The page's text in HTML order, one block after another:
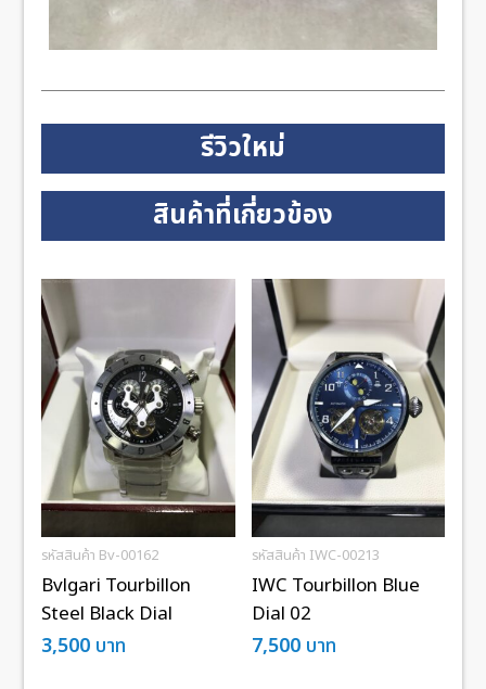
รีวิวใหม่
สินค้าที่เกี่ยวข้อง
รหัสสินค้า Bv-00162
Bvlgari Tourbillon
Steel Black Dial
3,500 บาท
รหัสสินค้า IWC-00213
IWC Tourbillon Blue
Dial 02
7,500 บาท